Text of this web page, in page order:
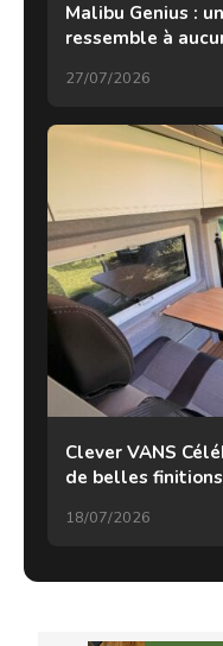
Malibu Genius :
ressemble à
27/07/2026
Clever VANS
de belles finitions
18/07/2026